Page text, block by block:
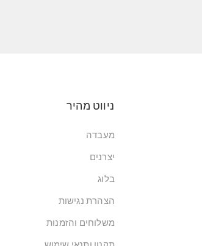
ניווט מהיר
מעבדה
יצרנים
בלוג
הצהרת נגישות
משלוחים והזמנות